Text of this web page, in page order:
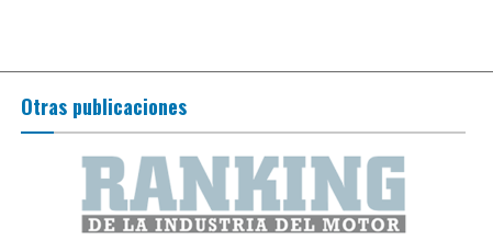
Otras publicaciones